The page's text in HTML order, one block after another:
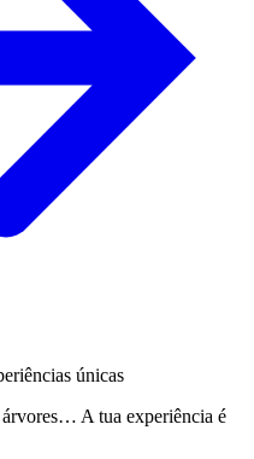
únicas
árvores… A tua experiência é